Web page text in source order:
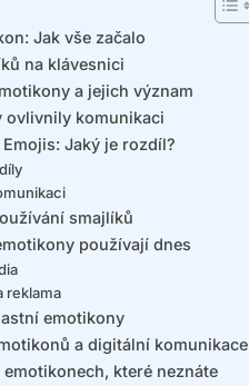
Jak vše začalo
na klávesnici
a jejich význam
ovlivnily komunikaci
Jaký je rozdíl?
smajlíků
používají dnes
reklama
emotikony
a digitální komunikace
které neznáte